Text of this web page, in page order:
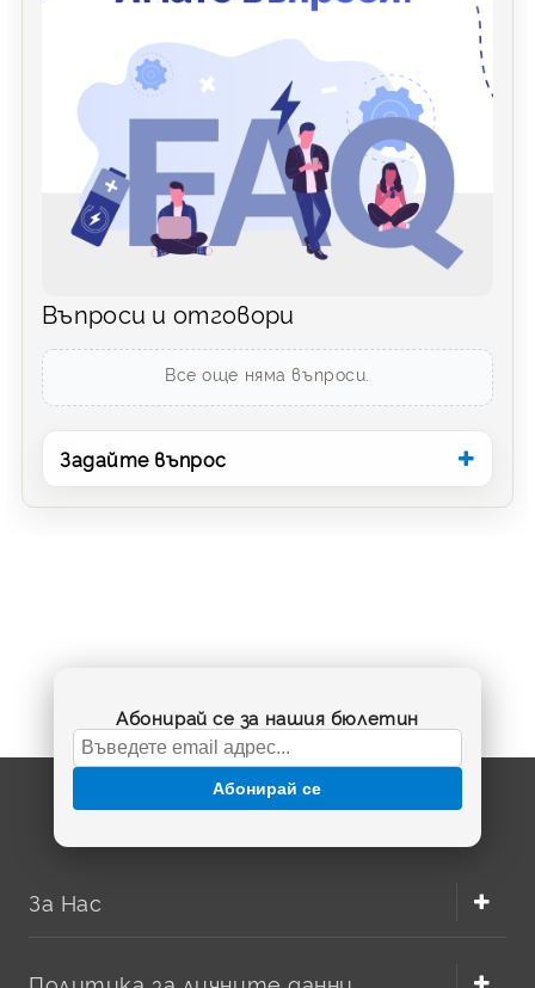
Въпроси и отговори
Все още няма въпроси.
Задайте въпрос
Абонирай се за нашия бюлетин
Абонирай се
За Нас